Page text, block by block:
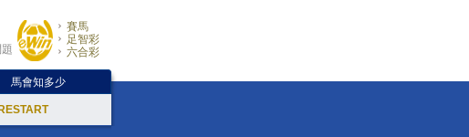
賽馬
足智彩
六合彩
馬會知多少
RESTART